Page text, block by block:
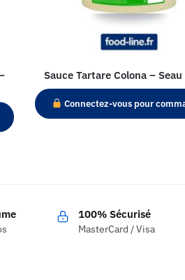
Sauce Tartare Colona –
Connectez-vous pour
100% Sécurisé
MasterCard / Visa